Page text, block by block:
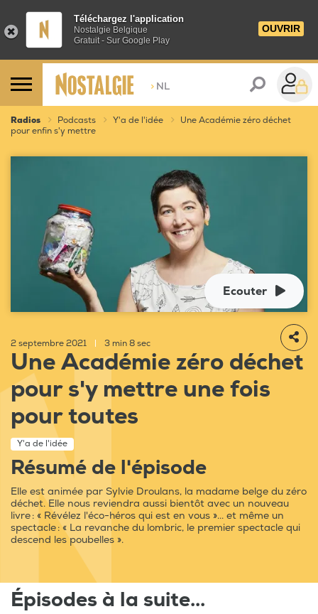
Téléchargez l'application
Nostalgie Belgique
Gratuit - Sur Google Play
OUVRIR
> NL
Radios Podcasts Y'a de l'idée
Une Académie zéro déchet
pour enfin s'y mettre
Ecouter
2 septembre 2021 3 min 8 sec
Une Académie zéro déchet
pour s'y mettre une fois
pour toutes
Y'a de l'idée
Résumé de l'épisode
Elle est animée par Sylvie Droulans, la madame belge du zéro
déchet. Elle nous reviendra aussi bientôt avec un nouveau
livre : « Révélez l'éco-héros qui est en vous »... et même un
spectacle : « La revanche du lombric, le premier spectacle qui
descend les poubelles ».
Épisodes à la suite...